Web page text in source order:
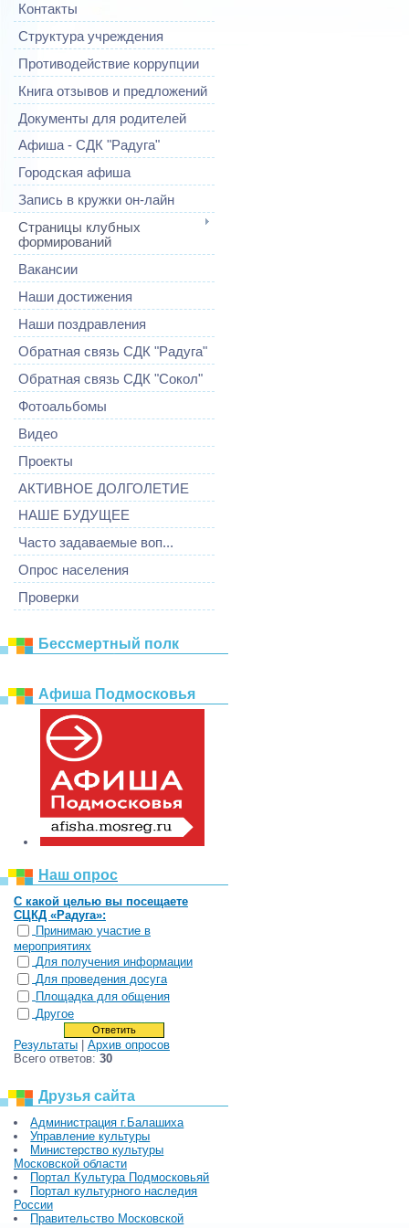
Контакты
Структура учреждения
Противодействие коррупции
Книга отзывов и предложений
Документы для родителей
Афиша - СДК "Радуга"
Городская афиша
Запись в кружки он-лайн
Страницы клубных
формирований
Вакансии
Наши достижения
Наши поздравления
Обратная связь СДК "Радуга"
Обратная связь СДК "Сокол"
Фотоальбомы
Видео
Проекты
АКТИВНОЕ ДОЛГОЛЕТИЕ
НАШЕ БУДУЩЕЕ
Часто задаваемые воп...
Опрос населения
Проверки
Бессмертный полк
Афиша Подмосковья
Наш опрос
С какой целью вы посещаете
СЦКД «Радуга»:
Принимаю участие в
мероприятиях
Для получения информации
Для проведения досуга
Площадка для общения
Другое
Результаты
Архив опросов
Всего ответов: 30
Друзья сайта
Администрация г.Балашиха
Управление культуры
Министерство культуры
Московской области
Портал Культура Подмосковьяй
Портал культурного наследия
России
Правительство Московской